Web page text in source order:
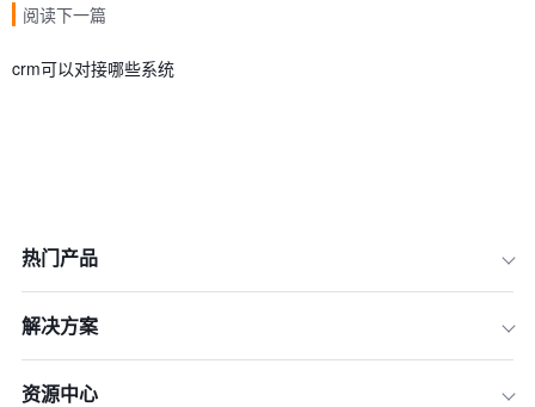
阅读下一篇
crm可以对接哪些系统
热门产品
解决方案
资源中心